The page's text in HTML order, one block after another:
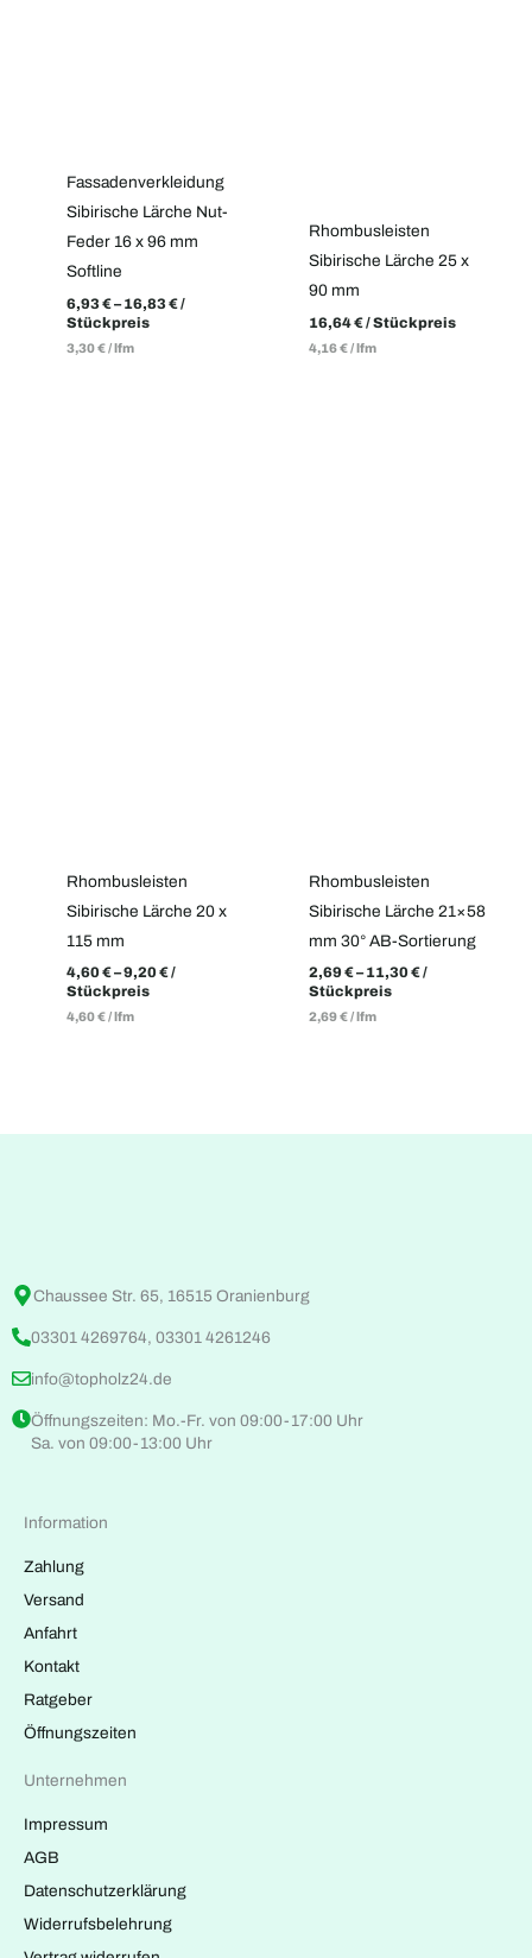
Fassadenverkleidung
Sibirische Lärche Nut-
Feder 16 x 96 mm
Softline
6,93€–16,83€/
Stückpreis
3,30€/lfm
Rhombusleisten
Sibirische Lärche 25 x
90 mm
16,64€/ Stückpreis
4,16€/lfm
Rhombusleisten
Sibirische Lärche 20 x
115 mm
4,60€–9,20€/
Stückpreis
4,60€/ lfm
Rhombusleisten
Sibirische Lärche 21×58
mm 30° AB-Sortierung
2,69€–11,30€/
Stückpreis
2,69€/ lfm
Chaussee Str. 65, 16515 Oranienburg
03301 4269764, 03301 4261246
info@topholz24.de
Öffnungszeiten: Mo.-Fr. von 09:00-17:00 Uhr
Sa. von 09:00-13:00 Uhr
Information
Zahlung
Versand
Anfahrt
Kontakt
Ratgeber
Öffnungszeiten
Unternehmen
Impressum
AGB
Datenschutzerklärung
Widerrufsbelehrung